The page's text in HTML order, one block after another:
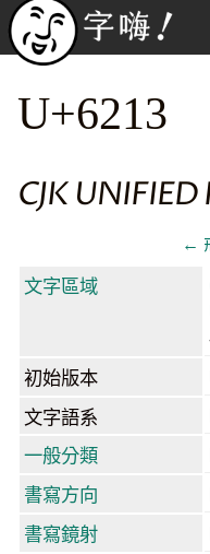
U+6213
CJK
←
文字區域
初始版本
文字語系
一般分類
書寫方向
書寫鏡射